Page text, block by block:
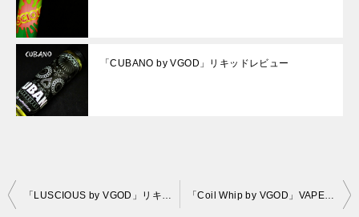
「CUBANO by VGOD」リキッドレビュー
投
「LUSCIOUS by VGOD」リキッドレビュー 「Coil Whip by VGOD」VAPEリキッドレビュー